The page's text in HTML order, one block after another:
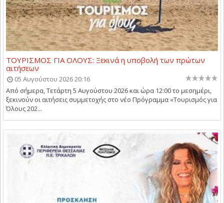
ΤΟΥΡΙΣΜΟΣ ΓΙΑ ΟΛΟΥΣ: Ξεκινά η υποβολή των πρώτων
αιτήσεων
05 Αυγούστου 2026 20:16
Από σήμερα, Τετάρτη 5 Αυγούστου 2026 και ώρα 12:00 το μεσημέρι,
ξεκινούν οι αιτήσεις συμμετοχής στο νέο Πρόγραμμα «Τουρισμός για
Όλους 202...